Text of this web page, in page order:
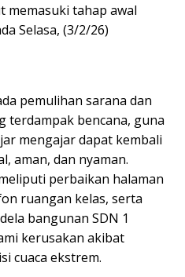
memasuki tahap awal
Selasa, (3/2/26)
pemulihan sarana dan
terdampak bencana, guna
mengajar dapat kembali
aman, dan nyaman.
perbaikan halaman
ruangan kelas, serta
bangunan SDN 1
kerusakan akibat
cuaca ekstrem.